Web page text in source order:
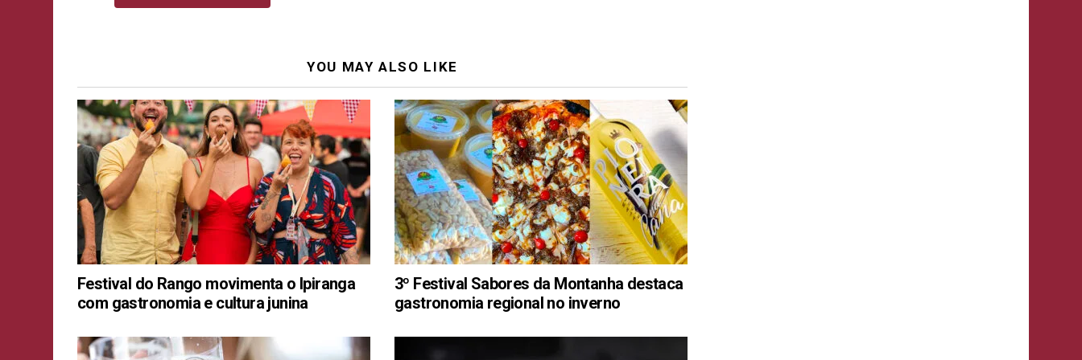
YOU MAY ALSO LIKE
Festival do Rango movimenta o Ipiranga
com gastronomia e cultura junina
3º Festival Sabores da Montanha destaca
gastronomia regional no inverno